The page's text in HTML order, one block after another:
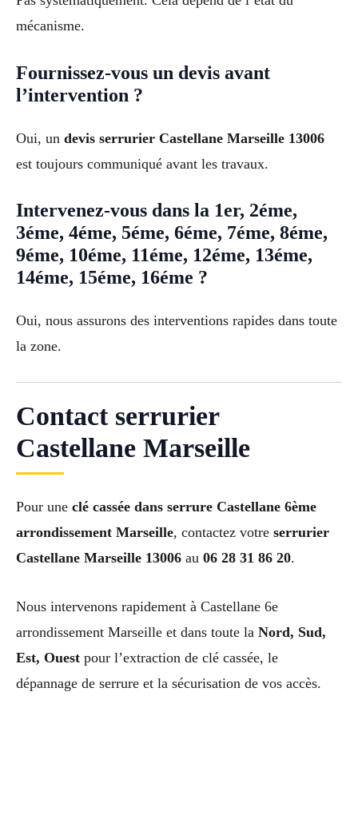
mécanisme.
Fournissez-vous un devis avant
l’intervention ?
Oui, un devis serrurier Castellane Marseille 13006
est toujours communiqué avant les travaux.
Intervenez-vous dans la 1er, 2éme,
3éme, 4éme, 5éme, 6éme, 7éme, 8éme,
9éme, 10éme, 11éme, 12éme, 13éme,
14éme, 15éme, 16éme ?
Oui, nous assurons des interventions rapides dans toute
la zone.
Contact serrurier
Castellane Marseille
Pour une clé cassée dans serrure Castellane 6ème
arrondissement Marseille, contactez votre serrurier
Castellane Marseille 13006 au 06 28 31 86 20.
Nous intervenons rapidement à Castellane 6e
arrondissement Marseille et dans toute la Nord, Sud,
Est, Ouest pour l’extraction de clé cassée, le
dépannage de serrure et la sécurisation de vos accès.